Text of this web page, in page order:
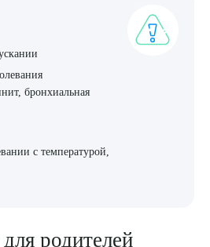
бронхиальная
с температурой,
родителей